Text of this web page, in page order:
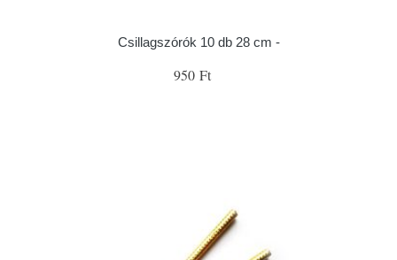
Csillagszórók 10 db 28 cm -
950 Ft